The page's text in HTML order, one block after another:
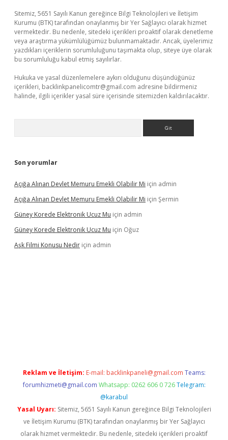
Sitemiz, 5651 Sayılı Kanun gereğince Bilgi Teknolojileri ve İletişim
Kurumu (BTK) tarafından onaylanmış bir Yer Sağlayıcı olarak hizmet
vermektedir. Bu nedenle, sitedeki içerikleri proaktif olarak denetleme
veya araştırma yükümlülüğümüz bulunmamaktadır. Ancak, üyelerimiz
yazdıkları içeriklerin sorumluluğunu taşımakta olup, siteye üye olarak
bu sorumluluğu kabul etmiş sayılırlar.
Hukuka ve yasal düzenlemelere aykırı olduğunu düşündüğünüz
içerikleri, backlinkpanelicomtr@gmail.com adresine bildirmeniz
halinde, ilgili içerikler yasal süre içerisinde sitemizden kaldırılacaktır.
Son yorumlar
Açığa Alınan Devlet Memuru Emekli Olabilir Mi için admin
Açığa Alınan Devlet Memuru Emekli Olabilir Mi için Şermin
Güney Korede Elektronik Ucuz Mu için admin
Güney Korede Elektronik Ucuz Mu için Oğuz
Aşk Filmi Konusu Nedir için admin
Reklam ve İletişim: E-mail: backlinkpaneli@gmail.com Teams:
forumhizmeti@gmail.com Whatsapp: 0262 606 0 726 Telegram:
@karabul
Yasal Uyarı: Sitemiz, 5651 Sayılı Kanun gereğince Bilgi Teknolojileri
ve İletişim Kurumu (BTK) tarafından onaylanmış bir Yer Sağlayıcı
olarak hizmet vermektedir. Bu nedenle, sitedeki içerikleri proaktif